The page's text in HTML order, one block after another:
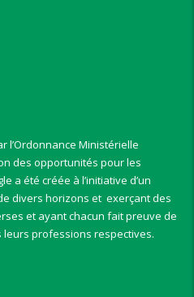
l’Ordonnance Ministérielle
des opportunités pour les
a été créée à l’initiative d’un
divers horizons et exerçant des
et ayant chacun fait preuve de
professions respectives.